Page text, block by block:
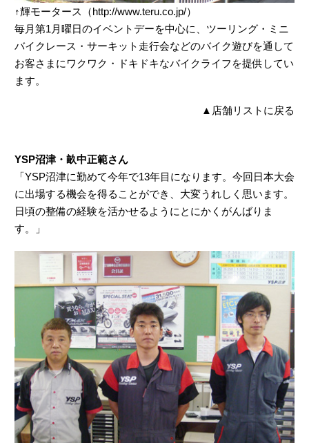
↑輝モータース（http://www.teru.co.jp/）
毎月第1月曜日のイベントデーを中心に、ツーリング・ミニ
バイクレース・サーキット走行会などのバイク遊びを通して
お客さまにワクワク・ドキドキなバイクライフを提供してい
ます。
▲ 店舗リストに戻る
YSP沼津・畝中正範さん
「YSP沼津に勤めて今年で13年目になります。今回日本大会
に出場する機会を得ることができ、大変うれしく思います。
日頃の整備の経験を活かせるようにとにかくがんばりま
す。」